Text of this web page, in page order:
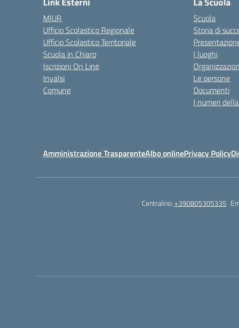
MIUR
Ufficio Scolastico Regionale
Ufficio Scolastico Territoriale
Scuola in Chiaro
Iscrizioni On Line
Invalsi
Comune
Scuola
Storia di
I luoghi
Le persone
Documenti
I numeri
Amministrazione TrasparenteAlbo onlinePrivacy Policy
Centralino:+390805305335